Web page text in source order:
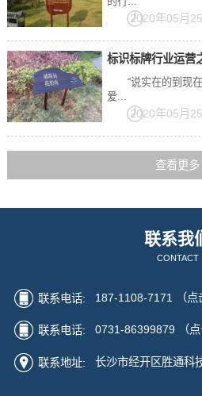
2020年05月
标识标牌行业运营
“说实在的到现在
爱...
2020年05月
查看更多
联系我
CONTACT
联系电话: 187-1108-7171 （点
联系电话: 0731-86399879 （
联系地址: 长沙市经开区胜通科